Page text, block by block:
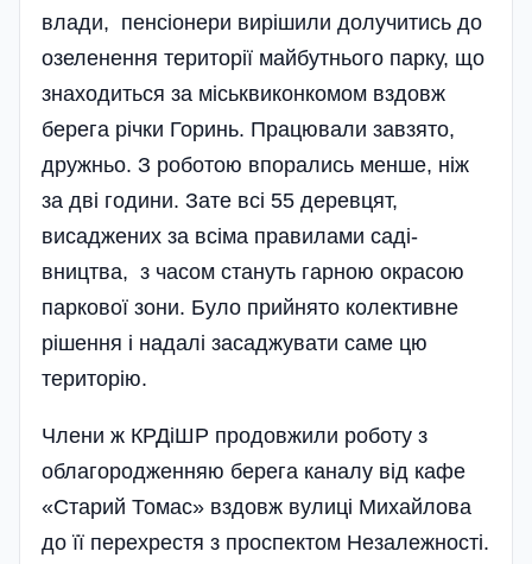
влади, пенсіонери вирішили долучитись до
озеленення території майбутнього парку, що
знаходиться за міськвиконкомом вздовж
берега річки Горинь. Працювали завзято,
дружньо. З роботою впорались менше, ніж
за дві години. Зате всі 55 деревцят,
висаджених за всіма правилами саді­
вництва, з часом стануть гарною окрасою
паркової зони. Було прийнято колективне
рішення і надалі засаджувати саме цю
територію.
Члени ж КРДіШР продовжили роботу з
облагородженняю берега каналу від кафе
«Старий Томас» вздовж вулиці Михайлова
до її перехрестя з проспектом Незалежності.